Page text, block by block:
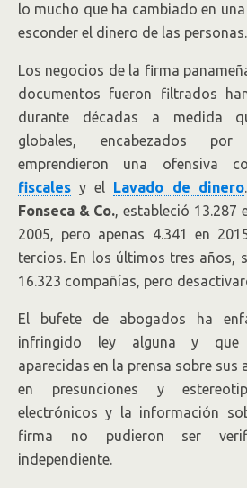
lo mucho que ha cambiado en
esconder el dinero de las personas.
Los negocios de la firma
documentos fueron filtrados
durante décadas a medida
globales, encabezados
emprendieron una ofensiva
fiscales y el Lavado de dinero
Fonseca & Co., estableció 13.287
2005, pero apenas 4.341 en
tercios. En los últimos tres años,
16.323 compañías, pero
El bufete de abogados ha
infringido ley alguna y que
aparecidas en la prensa sobre sus
en presunciones y
electrónicos y la información
firma no pudieron ser
independiente.